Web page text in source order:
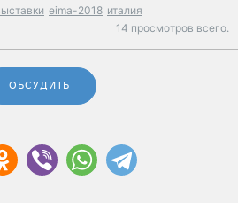
eima-2018 италия
14 просмотров всего.
ОБСУДИТЬ